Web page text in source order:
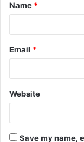
*
Name *
Email *
Website
Save my name,